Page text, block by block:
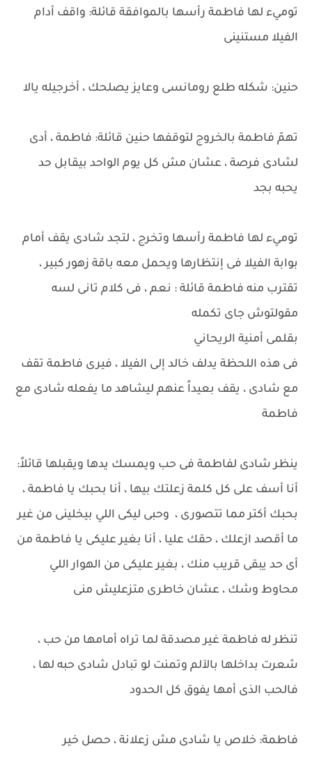
توميء لها فاطمة رأسها بالموافقة قائلة: واقف أدام
الفيلا مستنينى
حنين: شكله طلع رومانسى وعايز يصلحك ، أخرجيله يالا
تهمّ فاطمة بالخروج لتوقفها حنين قائلة: فاطمة ، أدى
لشادى فرصة ، عشان مش كل يوم الواحد بيقابل حد
يحبه بجد
توميء لها فاطمة رأسها وتخرج ، لتجد شادى يقف أمام
بوابة الفيلا فى إنتظارها ويحمل معه باقة زهور كبير ،
تقترب منه فاطمة قائلة : نعم ، فى كلام تانى لسه
مقولتوش جاى تكمله
بقلمى أمنية الريحاني
فى هذه اللحظة يدلف خالد إلى الفيلا ، فيرى فاطمة تقف
مع شادى ، يقف بعيداً عنهم ليشاهد ما يفعله شادى مع
فاطمة
ينظر شادى لفاطمة فى حب ويمسك يدها ويقبلها قائلاً:
أنا أسف على كل كلمة زعلتك بيها ، أنا بحبك يا فاطمة ،
بحبك أكتر مما تتصورى ، وحبى ليكى اللي بيخلينى من غير
ما أقصد ازعلك ، حقك عليا ، أنا بغير عليكى يا فاطمة من
أى حد يبقى قريب منك ، بغير عليكى من الهوار اللي
محاوط وشك ، عشان خاطرى متزعليش منى
تنظر له فاطمة غير مصدقة لما تراه أمامها من حب ،
شعرت بداخلها بالآلم وتمنت لو تبادل شادى حبه لها ،
فالحب الذى أمها يفوق كل الحدود
فاطمة: خلاص يا شادى مش زعلانة ، حصل خير